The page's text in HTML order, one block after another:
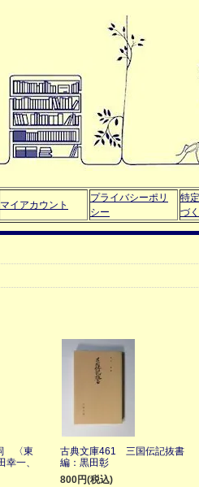
マイアカウント
プライバシーポリ
シー
特
づ
〈東
一、
古典文庫461 三国伝記抜書
編：黒田彰
800円(税込)